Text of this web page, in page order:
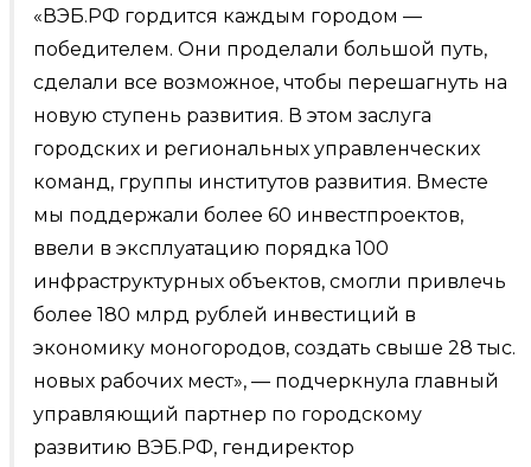
«ВЭБ.РФ гордится каждым городом —
победителем. Они проделали большой путь,
сделали все возможное, чтобы перешагнуть на
новую ступень развития. В этом заслуга
городских и региональных управленческих
команд, группы институтов развития. Вместе
мы поддержали более 60 инвестпроектов,
ввели в эксплуатацию порядка 100
инфраструктурных объектов, смогли привлечь
более 180 млрд рублей инвестиций в
экономику моногородов, создать свыше 28 тыс.
новых рабочих мест», — подчеркнула главный
управляющий партнер по городскому
развитию ВЭБ.РФ, гендиректор